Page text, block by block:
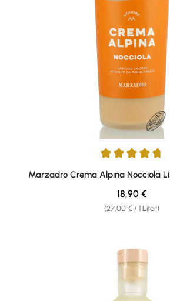
Durchschnittliche Bewertung von 4.79
Marzadro Crema Alpina Nocciola
(27,00 € / 1 Liter)
Regulärer
18,90 €